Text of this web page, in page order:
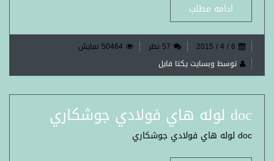
ادامه مطلب
6 / 4 / 2015 57 نظر
50464 نمایش
توسط وبسایت یکتا فایل
doc لوله هاي فولادي جوشكاري
doc لوله هاي فولادي جوشكاري